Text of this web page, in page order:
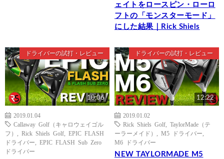
ェイトをロースピン・ローロ
フトの「モンスターモード」
にした結果｜Rick Shiels
ドライバーの試打・レビュー
10:06
2019.01.04
Callaway Golf（キャロウェイゴル
フ）
Rick Shiels Golf
EPIC FLASH
ドライバー
EPIC FLASH Sub Zero
ドライバー
ドライバーの試打・レビュー
12:22
2019.01.02
Rick Shiels Golf
TaylorMade（テ
ーラーメイド）
M5 ドライバー
M6 ドライバー
NEW TAYLORMADE M5